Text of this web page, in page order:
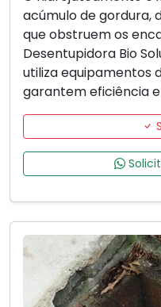
acúmulo de gordura,
que obstruem os
Desentupidora Bio
utiliza equipamentos
garantem eficiência